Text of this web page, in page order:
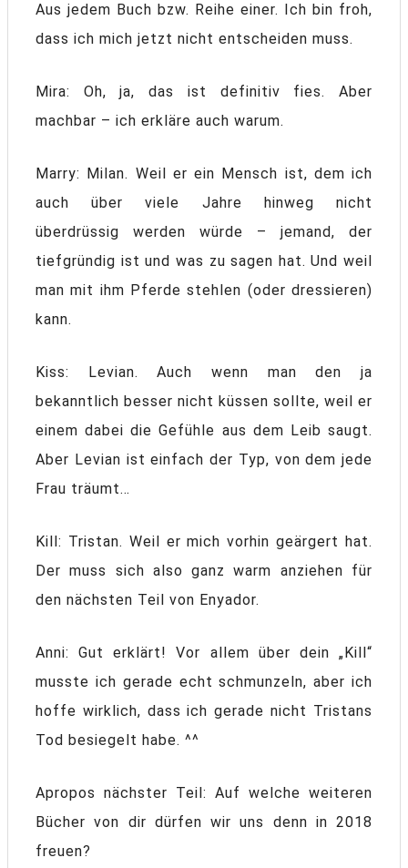
Aus jedem Buch bzw. Reihe einer. Ich bin froh,
dass ich mich jetzt nicht entscheiden muss.
Mira: Oh, ja, das ist definitiv fies. Aber
machbar – ich erkläre auch warum.
Marry: Milan. Weil er ein Mensch ist, dem ich
auch über viele Jahre hinweg nicht
überdrüssig werden würde – jemand, der
tiefgründig ist und was zu sagen hat. Und weil
man mit ihm Pferde stehlen (oder dressieren)
kann.
Kiss: Levian. Auch wenn man den ja
bekanntlich besser nicht küssen sollte, weil er
einem dabei die Gefühle aus dem Leib saugt.
Aber Levian ist einfach der Typ, von dem jede
Frau träumt…
Kill: Tristan. Weil er mich vorhin geärgert hat.
Der muss sich also ganz warm anziehen für
den nächsten Teil von Enyador.
Anni: Gut erklärt! Vor allem über dein „Kill“
musste ich gerade echt schmunzeln, aber ich
hoffe wirklich, dass ich gerade nicht Tristans
Tod besiegelt habe. ^^
Apropos nächster Teil: Auf welche weiteren
Bücher von dir dürfen wir uns denn in 2018
freuen?